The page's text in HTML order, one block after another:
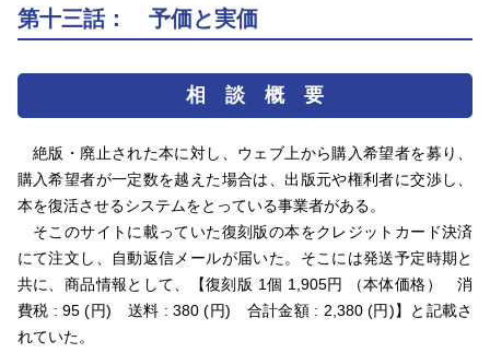
第十三話： 予価と実価
相 談 概 要
絶版・廃止された本に対し、ウェブ上から購入希望者を募り、
購入希望者が一定数を越えた場合は、出版元や権利者に交渉し、
本を復活させるシステムをとっている事業者がある。
そこのサイトに載っていた復刻版の本をクレジットカード決済
にて注文し、自動返信メールが届いた。そこには発送予定時期と
共に、商品情報として、【復刻版 1個 1,905円 （本体価格） 消
費税 : 95 (円) 送料 : 380 (円) 合計金額 : 2,380 (円)】と記載さ
れていた。